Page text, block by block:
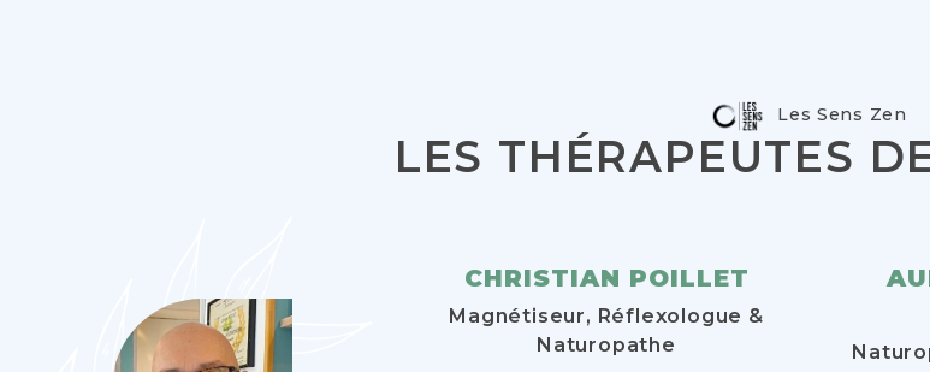
Les Sens Zen
LES THÉRAPEUTES
CHRISTIAN POILLET
Magnétiseur, Réflexologue &
Naturopathe